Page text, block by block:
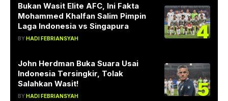
Bukan Wasit Elite AFC, Ini Fakta
Mohammed Khalfan Salim Pimpin
Laga Indonesia vs Singapura
BYHADI FEBRIANSYAH 4
John Herdman Buka Suara Usai
Indonesia Tersingkir, Tolak
Salahkan Wasit!
BYHADI FEBRIANSYAH 5